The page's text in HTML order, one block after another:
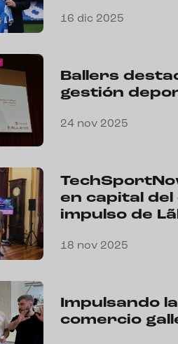
16 dic 2025
Ballers
gestión
24 nov 2025
en capital del
impulso de
18 nov 2025
Impulsando
comercio